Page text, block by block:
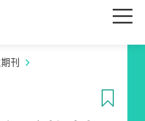
目
刊